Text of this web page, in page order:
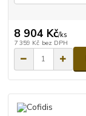
8 904 Kč/ks
7 359 Kč bez DPH